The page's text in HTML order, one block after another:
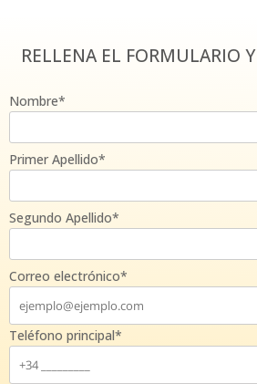
RELLENA EL FORMULARIO Y
Nombre*
Primer Apellido*
Segundo Apellido*
Correo electrónico*
Teléfono principal*